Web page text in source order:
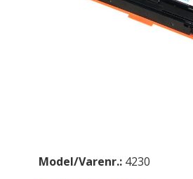
Model/Varenr.: 4230